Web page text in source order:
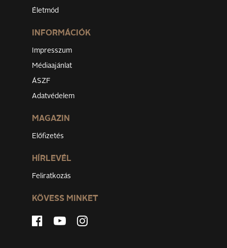
Életmód
INFORMÁCIÓK
Impresszum
Médiaajánlat
ÁSZF
Adatvédelem
MAGAZIN
Előfizetés
HÍRLEVÉL
Feliratkozás
KÖVESS MINKET